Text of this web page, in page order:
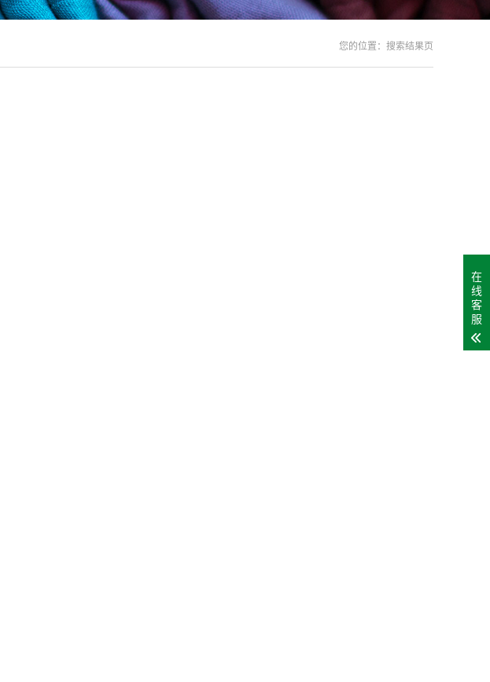
您的位置： 搜索结果页
在
线
客
服